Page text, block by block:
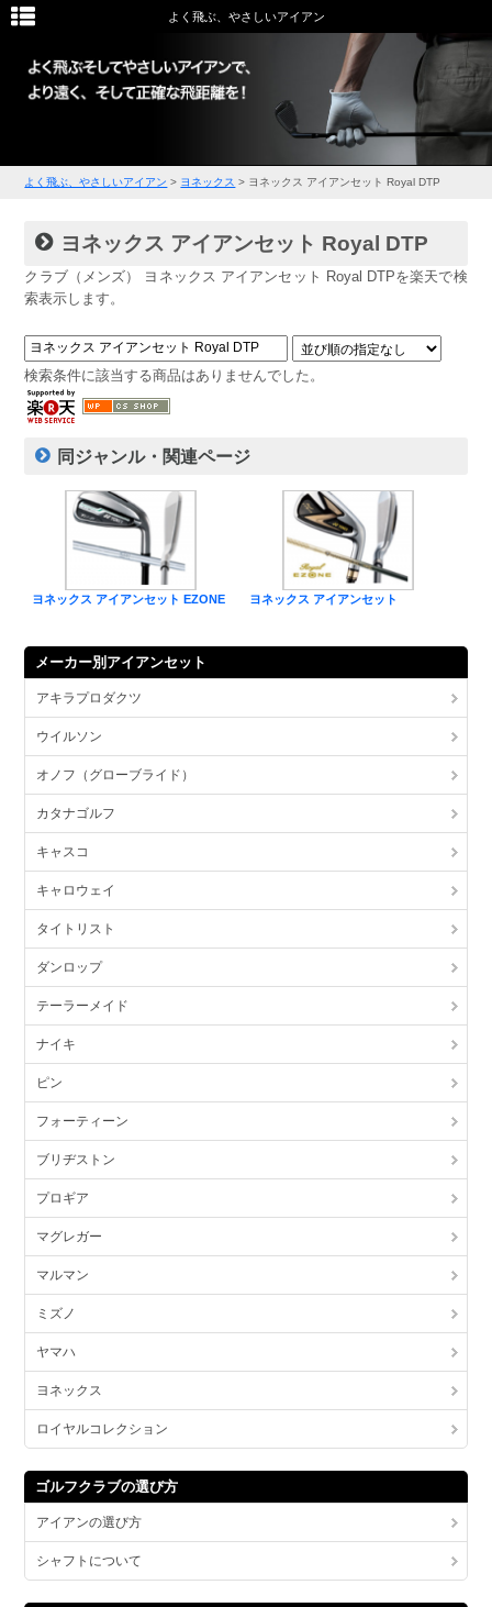
よく飛ぶ、やさしいアイアン
よく飛ぶ、やさしいアイアン > ヨネックス > ヨネックス アイアンセット Royal DTP
ヨネックス アイアンセット Royal DTP
クラブ（メンズ） ヨネックス アイアンセット Royal DTPを楽天で検
索表示します。
検索条件に該当する商品はありませんでした。
同ジャンル・関連ページ
ヨネックス アイアンセット EZONE ヨネックス アイアンセット
メーカー別アイアンセット
アキラプロダクツ
ウイルソン
オノフ（グローブライド）
カタナゴルフ
キャスコ
キャロウェイ
タイトリスト
ダンロップ
テーラーメイド
ナイキ
ピン
フォーティーン
ブリヂストン
プロギア
マグレガー
マルマン
ミズノ
ヤマハ
ヨネックス
ロイヤルコレクション
ゴルフクラブの選び方
アイアンの選び方
シャフトについて